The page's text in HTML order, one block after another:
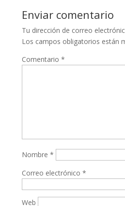
Enviar comentario
Tu dirección de correo
Los campos obligatorios están
Comentario *
Nombre *
Correo electrónico *
Web